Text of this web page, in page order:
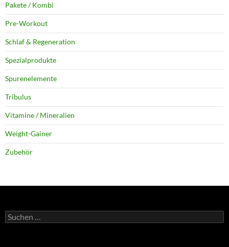
Pakete / Kombi
Pre-Workout
Schlaf & Regeneration
Spezialprodukte
Spurenelemente
Tribulus
Vitamine / Mineralien
Weight-Gainer
Zubehör
Suchen
nach: